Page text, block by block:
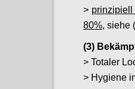
> prinzipiell
80%, siehe
(3)
> Totaler
> Hygiene